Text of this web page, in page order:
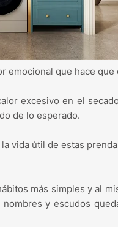
emocional que hace
excesivo en el
de lo esperado.
vida útil de estas
más simples y al
y escudos